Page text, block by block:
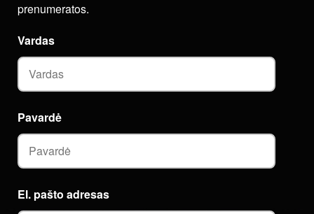
prenumeratos.
El. pašto adresas
Vardas
Pavardė